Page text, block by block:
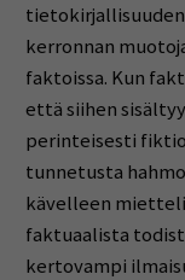
kerronnan
faktoissa. Kun
että siihen
perinteisesti
tunnetusta
kävelleen
faktuaalista
kertovampi